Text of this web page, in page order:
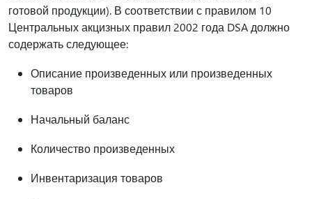
готовой продукции). В соответствии с правилом 10
Центральных акцизных правил 2002 года DSA должно
содержать следующее:
Описание произведенных или произведенных
товаров
Начальный баланс
Количество произведенных
Инвентаризация товаров